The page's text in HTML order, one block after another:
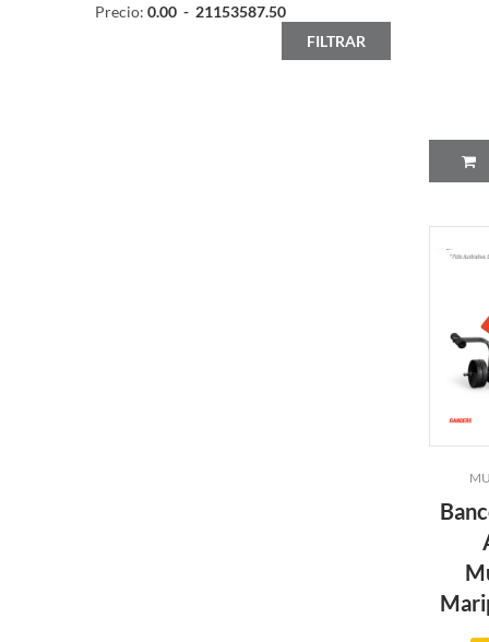
Precio: 0.00 - 21153587.50
FILTRAR